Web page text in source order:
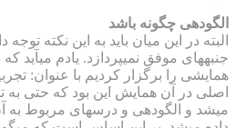
الگودهی چگونه باشد
البته در این میان باید به این نکته
همایشی را برگزار کردیم با عنوان: